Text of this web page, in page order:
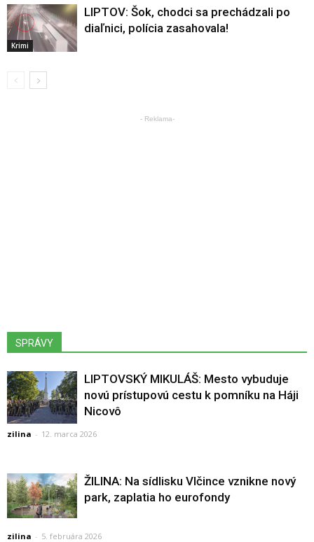
Krimi
LIPTOV: Šok, chodci sa prechádzali po
diaľnici, polícia zasahovala!
- Reklama-
SPRÁVY
LIPTOVSKÝ MIKULÁŠ: Mesto vybuduje
novú prístupovú cestu k pomníku na Háji
Nicovô
zilina - 12. marca 2026
ŽILINA: Na sídlisku Vlčince vznikne nový
park, zaplatia ho eurofondy
zilina - 5. februára 2026